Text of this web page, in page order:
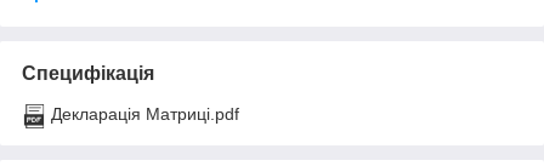
Специфікація
Декларація Матриці.pdf